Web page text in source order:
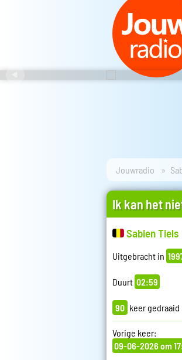
Jouwradio
Ik kan het
Sabien Tiels
Uitgebracht in
Duurt 02:59
90 keer gedraaid
Vorige keer:
09-06-2026 om